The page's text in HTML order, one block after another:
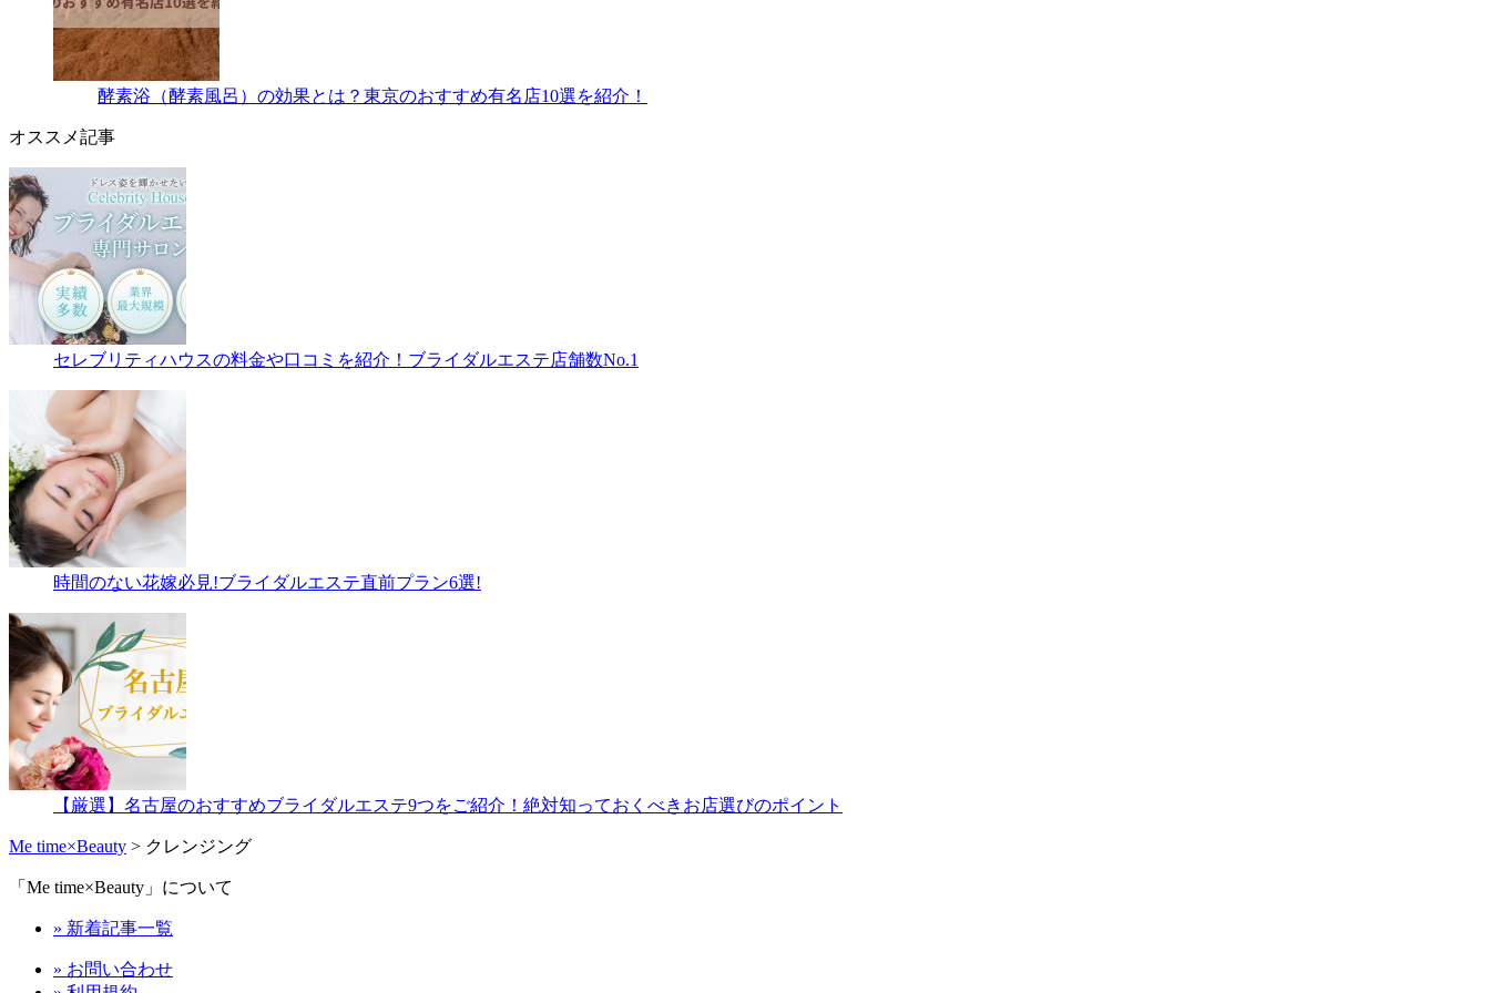
酵素浴（酵素風呂）の効果とは？東京のおすすめ有名店10選を紹介！
オススメ記事
セレブリティハウスの料金や口コミを紹介！ブライダルエステ店舗数No.1
時間のない花嫁必見!ブライダルエステ直前プラン6選!
【厳選】名古屋のおすすめブライダルエステ9つをご紹介！絶対知っておくべきお店選びのポイント
Me time×Beauty > クレンジング
「Me time×Beauty」について
» 新着記事一覧
» お問い合わせ